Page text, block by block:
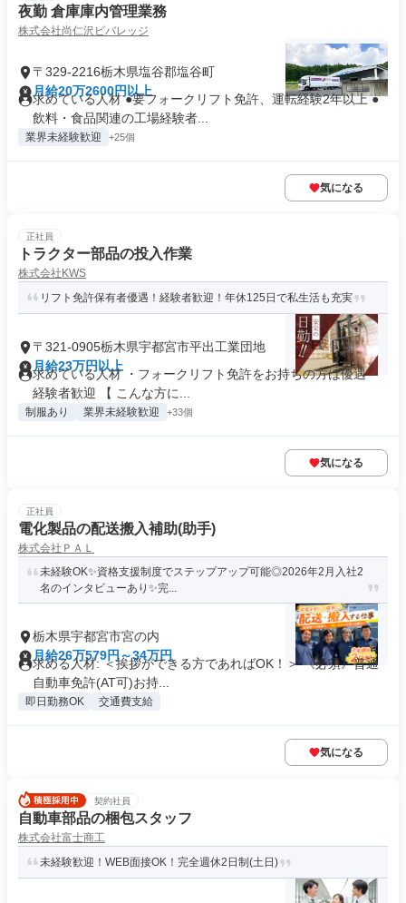
夜勤 倉庫庫内管理業務
株式会社尚仁沢ビバレッジ
〒329-2216栃木県塩谷郡塩谷町
月給20万2600円以上
求めている人材 ●要フォークリフト免許、運転経験2年以上 ●
飲料・食品関連の工場経験者...
業界未経験歓迎 +25個
気になる
正社員
トラクター部品の投入作業
株式会社KWS
リフト免許保有者優遇！経験者歓迎！年休125日で私生活も充実
〒321-0905栃木県宇都宮市平出工業団地
月給23万円以上
求めている人材 ・フォークリフト免許をお持ちの方は優遇 ・
経験者歓迎 【 こんな方に...
制服あり 業界未経験歓迎 +33個
気になる
正社員
電化製品の配送搬入補助(助手)
株式会社ＰＡＬ
未経験OK✨資格支援制度でステップアップ可能◎2026年2月入社2
名のインタビューあり✨完...
栃木県宇都宮市宮の内
月給26万579円～34万円
求める人材: ＜挨拶ができる方であればOK！＞ 《必須》普通
自動車免許(AT可)お持...
即日勤務OK 交通費支給
気になる
契約社員
自動車部品の梱包スタッフ
株式会社富士商工
未経験歓迎！WEB面接OK！完全週休2日制(土日)